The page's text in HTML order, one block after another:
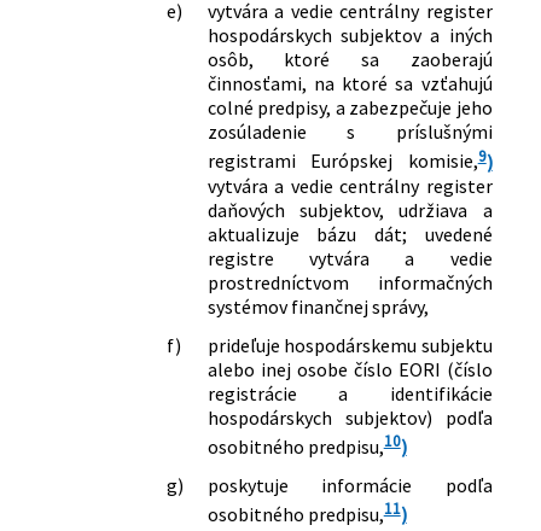
e)
vytvára a vedie centrálny register
hospodárskych subjektov a iných
osôb, ktoré sa zaoberajú
činnosťami, na ktoré sa vzťahujú
colné predpisy, a zabezpečuje jeho
zosúladenie s príslušnými
registrami Európskej komisie,9)
vytvára a vedie centrálny register
daňových subjektov, udržiava a
aktualizuje bázu dát; uvedené
registre vytvára a vedie
prostredníctvom informačných
systémov finančnej správy,
f)
prideľuje hospodárskemu subjektu
alebo inej osobe číslo EORI (číslo
registrácie a identifikácie
hospodárskych subjektov) podľa
osobitného predpisu,10)
g)
poskytuje informácie podľa
osobitného predpisu,11)